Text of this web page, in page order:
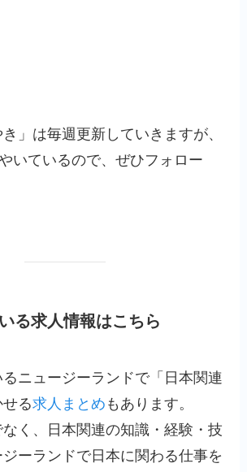
き」は毎週更新していきますが、
いているので、ぜひフォロー
る求人情報はこちら
ニュージーランドで「日本関連
せる求人まとめ もあります。
く、日本関連の知識・経験・技
ーランドで日本に関わる仕事を